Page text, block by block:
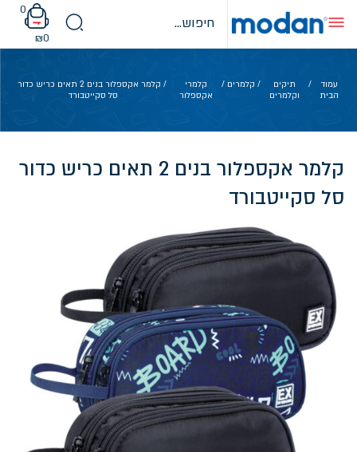
content
0
₪0
עמוד
הבית
/
תיקים
וקלמרים
/ קלמרים /
קלמרי
אקספלור
/ קלמר אקספלור בנים 2 תאים כריש כדור
סל סקייטבורד
קלמר אקספלור בנים 2 תאים כריש כדור
סל סקייטבורד